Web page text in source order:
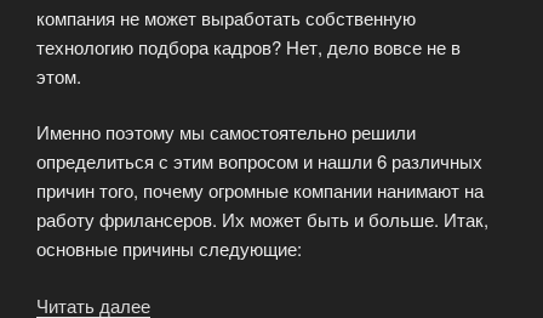
компания не может выработать собственную
технологию подбора кадров? Нет, дело вовсе не в
этом.
Именно поэтому мы самостоятельно решили
определиться с этим вопросом и нашли 6 различных
причин того, почему огромные компании нанимают на
работу фрилансеров. Их может быть и больше. Итак,
основные причины следующие:
Читать далее